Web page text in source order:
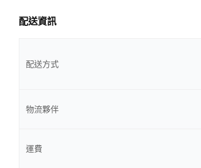
配送資訊
配送方式
物流夥伴
運費